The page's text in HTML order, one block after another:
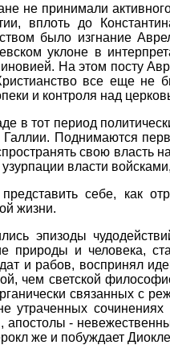
не принимали
вплоть до
было изгнание
уклоне в
На этом посту
все еще не
и контроля над
в тот период
Галлии. Поднимаются
свою власть
власти
себе, как
жизни.
эпизоды
природы и человека,
и рабов, воспринял
чем светской
связанных с
утраченных
апостолы -
же и побуждает